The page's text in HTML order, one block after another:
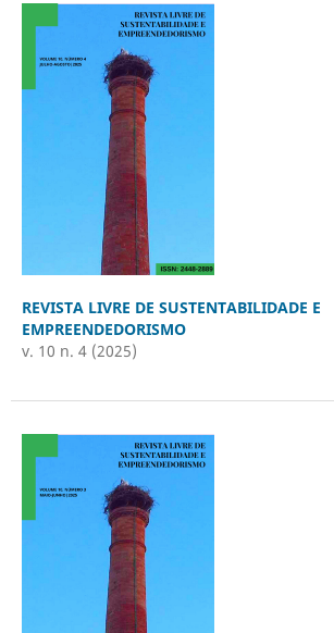
REVISTA LIVRE DE SUSTENTABILIDADE E
EMPREENDEDORISMO
v. 10 n. 4 (2025)